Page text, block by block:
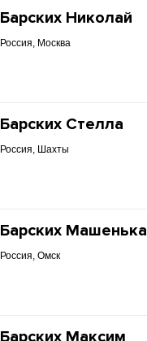
Барских Николай
Россия, Москва
Барских Стелла
Россия, Шахты
Барских Машенька
Россия, Омск
Барских Максим